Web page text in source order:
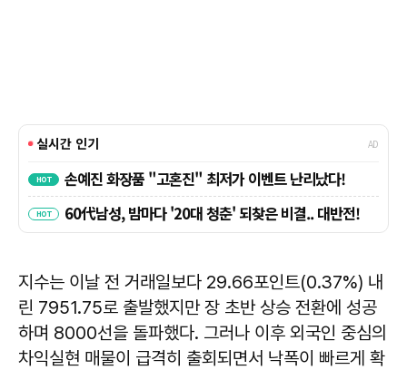
지수는 이날 전 거래일보다 29.66포인트(0.37%) 내
린 7951.75로 출발했지만 장 초반 상승 전환에 성공
하며 8000선을 돌파했다. 그러나 이후 외국인 중심의
차익실현 매물이 급격히 출회되면서 낙폭이 빠르게 확